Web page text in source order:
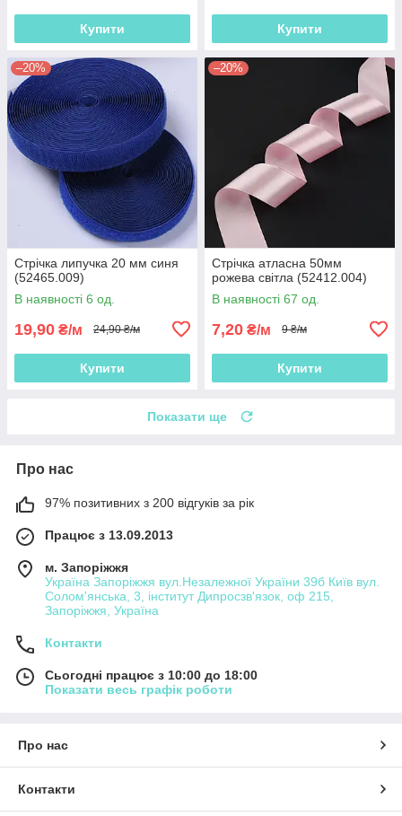
Купити Купити
–20%
Стрічка липучка 20 мм синя
(52465.009)
В наявності 6 од.
19,90 ₴/м 24,90 ₴/м
Купити
–20%
Стрічка атласна 50мм
рожева світла (52412.004)
В наявності 67 од.
7,20 ₴/м 9 ₴/м
Купити
Показати ще
Про нас
97% позитивних з 200 відгуків за рік
Працює з 13.09.2013
м. Запоріжжя
Україна Запоріжжя вул.Незалежної України 39б Київ вул.
Солом'янська, 3, інститут Дипросзв'язок, оф 215,
Запоріжжя, Україна
Контакти
Сьогодні працює з 10:00 до 18:00
Показати весь графік роботи
Про нас
Контакти